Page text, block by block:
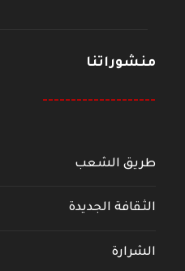
منشوراتنا
--------------------
طريق الشعب
الثقافة الجديدة
الشرارة